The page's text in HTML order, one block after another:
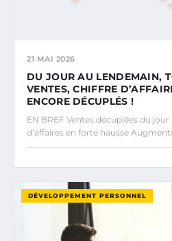
21 MAI 2026
DU JOUR AU LENDEMAIN,
VENTES, CHIFFRE
ENCORE DÉCUPLÉS !
EN BREF Ventes décuplées du
d’affaires en forte hausse
DÉVELOPPEMENT PERSONNEL